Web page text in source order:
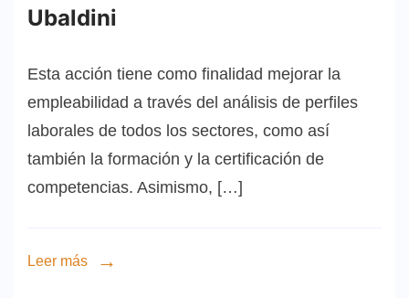
Ubaldini
Esta acción tiene como finalidad mejorar la
empleabilidad a través del análisis de perfiles
laborales de todos los sectores, como así
también la formación y la certificación de
competencias. Asimismo, […]
Leer más